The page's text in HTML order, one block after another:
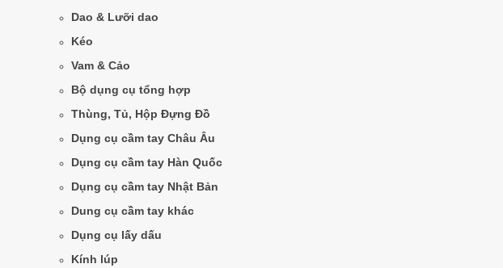
Dao & Lưỡi dao
Kéo
Vam & Cảo
Bộ dụng cụ tổng hợp
Thùng, Tủ, Hộp Đựng Đồ
Dụng cụ cầm tay Châu Âu
Dụng cụ cầm tay Hàn Quốc
Dụng cụ cầm tay Nhật Bản
Dung cụ cầm tay khác
Dụng cụ lấy dấu
Kính lúp